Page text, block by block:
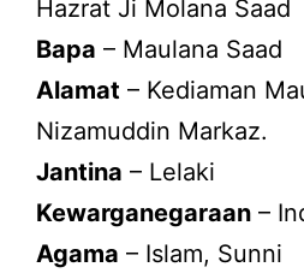
Hazrat Ji Molana Saad
Bapa – Maulana Saad
Alamat – Kediaman
Nizamuddin Markaz.
Jantina – Lelaki
Kewarganegaraan –
Agama – Islam, Sunni